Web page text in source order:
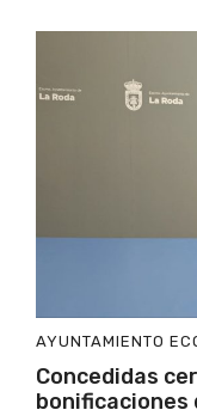
AYUNTAMIENTO
Concedidas
bonificaciones